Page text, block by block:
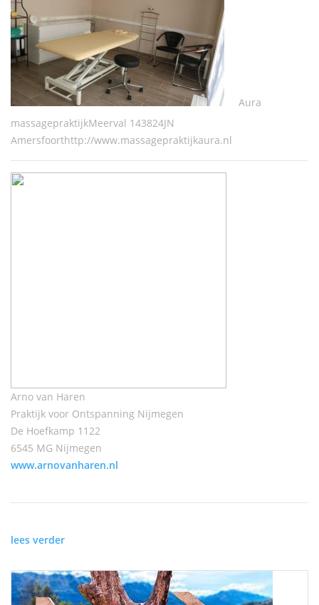
Aura
massagepraktijkMeerval 143824JN
Amersfoorthttp://www.massagepraktijkaura.nl
Arno van Haren
Praktijk voor Ontspanning Nijmegen
De Hoefkamp 1122
6545 MG Nijmegen
www.arnovanharen.nl
lees verder